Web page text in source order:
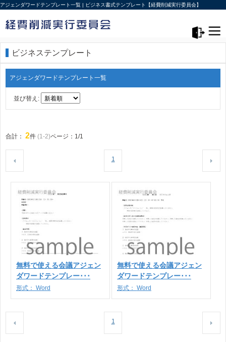
アジェンダワードテンプレート一覧 | ビジネス書式テンプレート【経費削減実行委員会】
ビジネステンプレート
アジェンダワードテンプレート一覧
並び替え:
合計： 2件 (1-2)ページ：1/1
1
無料で使える会議アジェン
ダワードテンプレー･･･
形式： Word
無料で使える会議アジェン
ダワードテンプレー･･･
形式： Word
1